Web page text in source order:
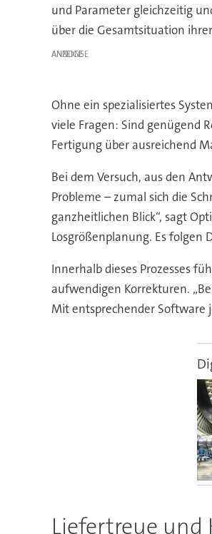
und Parameter gleichzeitig
über die Gesamtsituation
ANZEIGE
Ohne ein spezialisiertes
viele Fragen: Sind genügend
Fertigung über ausreichend
Bei dem Versuch, aus den
Probleme – zumal sich die
ganzheitlichen Blick“, sagt
Losgrößenplanung. Es
Innerhalb dieses Prozesses
aufwendigen Korrekturen.
Mit entsprechender Software
Liefertreue und